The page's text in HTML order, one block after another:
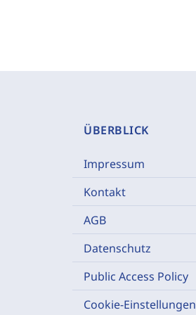
ÜBERBLICK
Impressum
Kontakt
AGB
Datenschutz
Public Access Policy
Cookie-Einstellungen